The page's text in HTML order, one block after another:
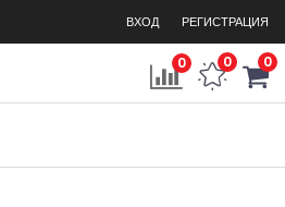
ВХОД РЕГИСТРАЦИЯ
0 0 0